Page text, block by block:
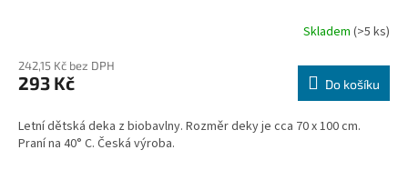
Skladem (>5 ks)
242,15 Kč bez DPH
293 Kč Do košíku
Letní dětská deka z biobavlny. Rozměr deky je cca 70 x 100 cm.
Praní na 40° C. Česká výroba.